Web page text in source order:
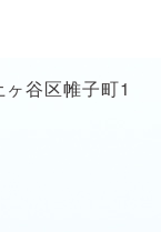
谷区帷子町1